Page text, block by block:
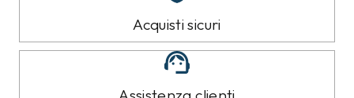
Acquisti sicuri